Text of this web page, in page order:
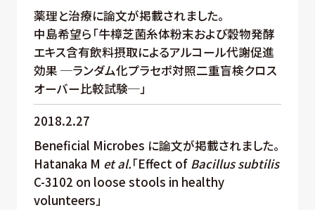
薬理と治療に論文が掲載されました。
中島希望ら「牛樟芝菌糸体粉末および穀物発酵
エキス含有飲料摂取によるアルコール代謝促進
効果 ─ランダム化プラセポ対照二重盲検クロス
オーバー比較試験─」
2018.2.27
Beneficial Microbes に論文が掲載されました。
Hatanaka M et al.「Effect of Bacillus subtilis
C-3102 on loose stools in healthy
volunteers」